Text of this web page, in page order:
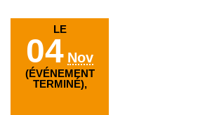
LE
04 Nov
(ÉVÉNEMENT
TERMINÉ),